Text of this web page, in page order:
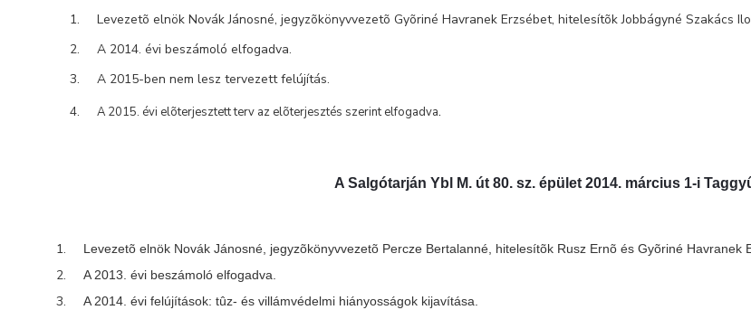
Levezetõ elnök Novák Jánosné, jegyzõkönyvvezetõ Gyõriné Havranek Erzsébet, hitelesítõk Jobbágyné Szakács
A 2014. évi beszámoló elfogadva.
A 2015-ben nem lesz tervezett felújítás.
A 2015. évi elõterjesztett terv az elõterjesztés szerint elfogadva.
A Salgótarján Ybl M. út 80. sz. épület 2014. március 1-i
Levezetõ elnök Novák Jánosné, jegyzõkönyvvezetõ Percze Bertalanné, hitelesítõk Rusz Ernõ és Gyõriné Havranek
A 2013. évi beszámoló elfogadva.
A 2014. évi felújítások: tûz- és villámvédelmi hiányosságok kijavítása.